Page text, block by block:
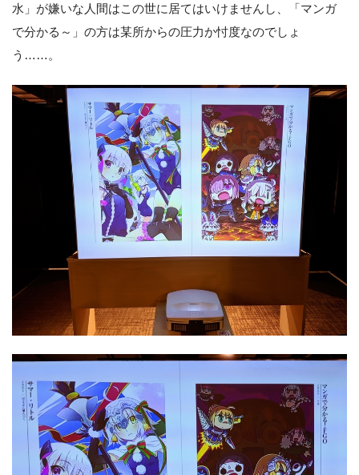
水」が嫌いな人間はこの世に居てはいけませんし、「マンガ
で分かる～」の方は某所からの圧力か忖度なのでしょ
う……。